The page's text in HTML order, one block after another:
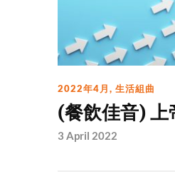
2022年4月, 生活組曲
(餐飲佳音) 上
3 April 2022